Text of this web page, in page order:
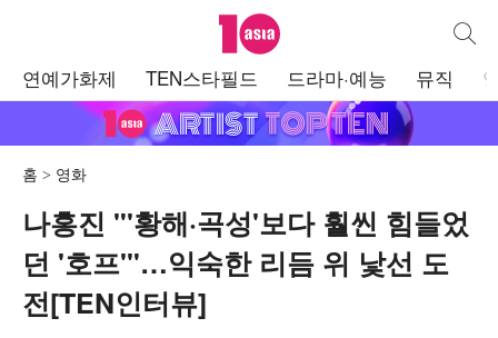
텐아시아 통합
연예가화제 TEN스타필드 드라마·예능 뮤직
홈 영화
나홍진 "'황해·곡성'보다 훨씬 힘들었
던 '호프'"…익숙한 리듬 위 낯선 도
전[TEN인터뷰]